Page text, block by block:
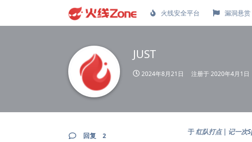
火线安全平台 漏洞悬赏
JUST
2024年8月21日 注册于2020年4月1日
回复 2 于红队打点 | 记一次